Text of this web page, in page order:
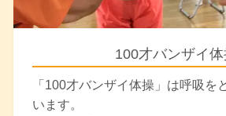
100才バンザイ
「100才バンザイ体操」は呼吸を
います。